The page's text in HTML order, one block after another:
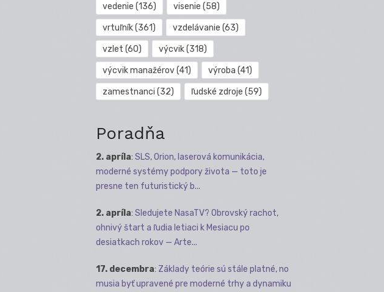
vedenie (136) visenie (58)
vrtuľník(361) vzdelávanie (63)
vzlet (60) výcvik(318)
výcvik manažérov(41) výroba (41)
zamestnanci (32) ľudské zdroje (59)
Poradňa
2. apríla: SLS, Orion, laserová komunikácia,
moderné systémy podpory života — toto je
presne ten futuristický b...
2. apríla: Sledujete NasaTV? Obrovský rachot,
ohnivý štart a ľudia letiaci k Mesiacu po
desiatkach rokov — Arte...
17. decembra: Základy teórie sú stále platné, no
musia byť upravené pre moderné trhy a dynamiku